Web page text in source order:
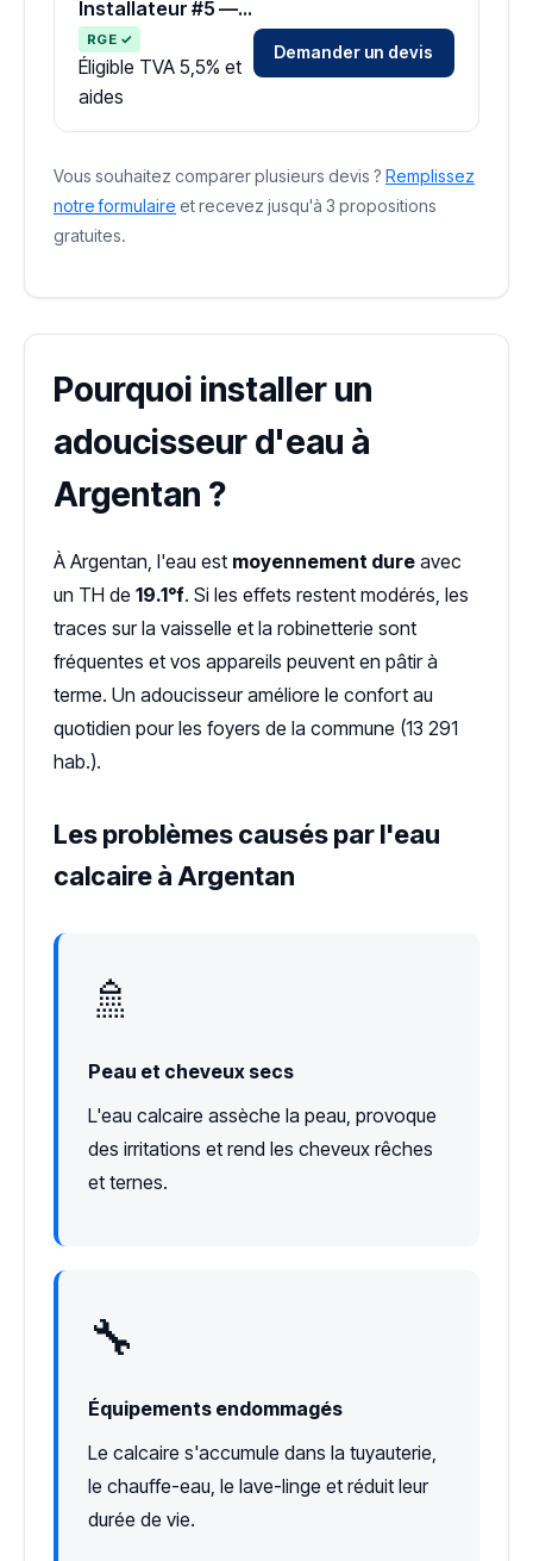
Installateur #5 — Zone Orne
RGE ✓
Éligible TVA 5,5% et
aides
Demander un devis
Vous souhaitez comparer plusieurs devis ? Remplissez
notre formulaire et recevez jusqu'à 3 propositions
gratuites.
Pourquoi installer un
adoucisseur d'eau à
Argentan ?
À Argentan, l'eau est moyennement dure avec
un TH de 19.1°f. Si les effets restent modérés, les
traces sur la vaisselle et la robinetterie sont
fréquentes et vos appareils peuvent en pâtir à
terme. Un adoucisseur améliore le confort au
quotidien pour les foyers de la commune (13 291
hab.).
Les problèmes causés par l'eau
calcaire à Argentan
🚿
Peau et cheveux secs
L'eau calcaire assèche la peau, provoque
des irritations et rend les cheveux rêches
et ternes.
🔧
Équipements endommagés
Le calcaire s'accumule dans la tuyauterie,
le chauffe-eau, le lave-linge et réduit leur
durée de vie.